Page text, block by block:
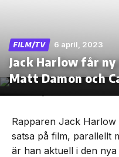
Skip
the
FILM/TV 6 april, 2023
Jack Harlow får
Matt Damon och
Rapparen Jack
satsa på film, parallellt
är han aktuell i den nya